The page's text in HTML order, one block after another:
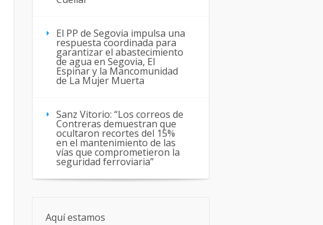
El PP de Segovia impulsa una
respuesta coordinada para
garantizar el abastecimiento
de agua en Segovia, El
Espinar y la Mancomunidad
de La Mujer Muerta
Sanz Vitorio: “Los correos de
Contreras demuestran que
ocultaron recortes del 15%
en el mantenimiento de las
vías que comprometieron la
seguridad ferroviaria”
Aquí estamos